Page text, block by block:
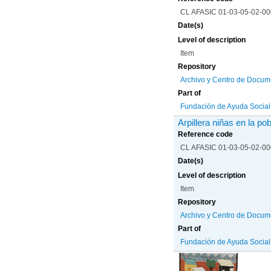
CL AFASIC 01-03-05-02-
Date(s)
Level of description
Item
Repository
Archivo y Centro de
Part of
Fundación de Ayuda
Arpillera niñas en la
Reference code
CL AFASIC 01-03-05-02-
Date(s)
Level of description
Item
Repository
Archivo y Centro de
Part of
Fundación de Ayuda